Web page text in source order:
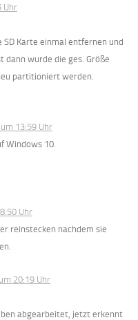
Uhr
SD Karte einmal entfernen und
dann wurde die ges. Größe
partitioniert werden.
13:59 Uhr
Windows 10.
Uhr
reinstecken nachdem sie
20:19 Uhr
abgearbeitet, jetzt erkennt